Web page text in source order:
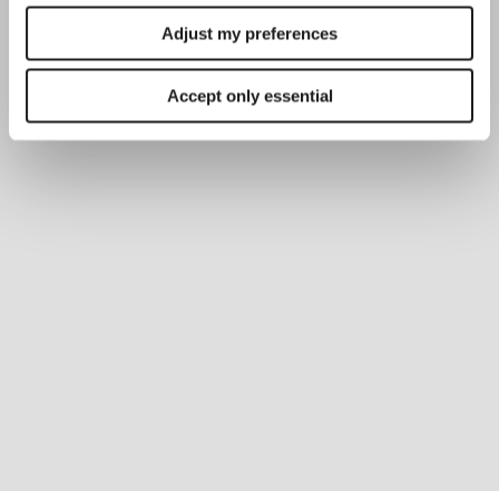
Adjust my preferences
Accept only essential